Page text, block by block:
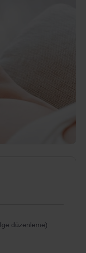
düzenleme)